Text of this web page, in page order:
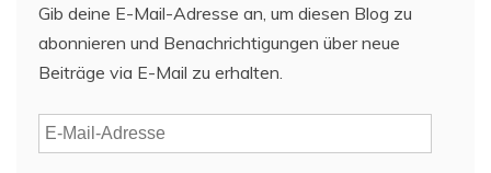
Gib deine E-Mail-Adresse an, um diesen Blog zu
abonnieren und Benachrichtigungen über neue
Beiträge via E-Mail zu erhalten.
E-
Mail-